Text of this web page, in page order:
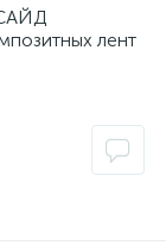
лент